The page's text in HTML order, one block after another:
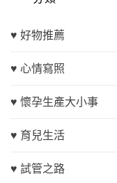
♥ 好物推薦
♥ 心情寫照
♥ 懷孕生產大小事
♥ 育兒生活
♥ 試管之路